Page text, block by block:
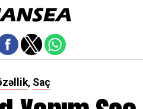
, Saç